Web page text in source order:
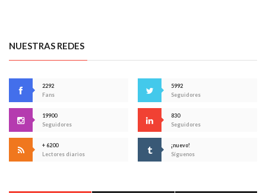
NUESTRAS REDES
2292
Fans
5992
Seguidores
19900
Seguidores
830
Seguidores
+ 6200
Lectores diarios
¡nuevo!
Síguenos